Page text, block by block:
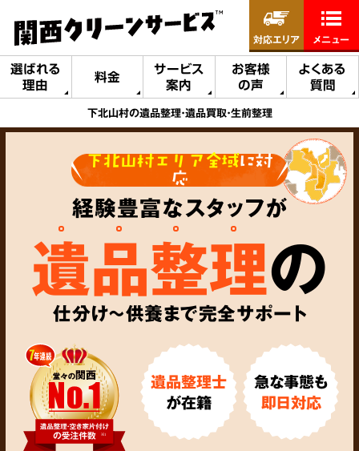
選ばれる
理由
料金
サービス
案内
お客様
の声
よくある
質問
対応エリア メニュー
下北山村の遺品整理・遺品買取・生前整理
下北山村エリア全域に対
応
経験豊富なスタッフが
遺品整理の
仕分け～供養まで完全サポート
遺品整理士
が在籍
急な事態も
即日対応